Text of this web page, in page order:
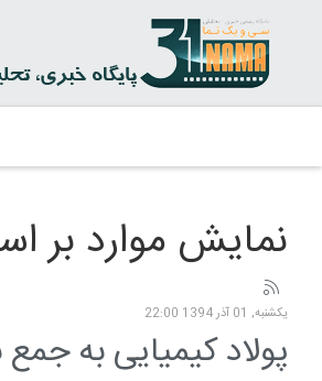
نمایش موارد بر اساس
یکشنبه, 01 آذر 1394 22:00
پولاد کیمیایی به جمع